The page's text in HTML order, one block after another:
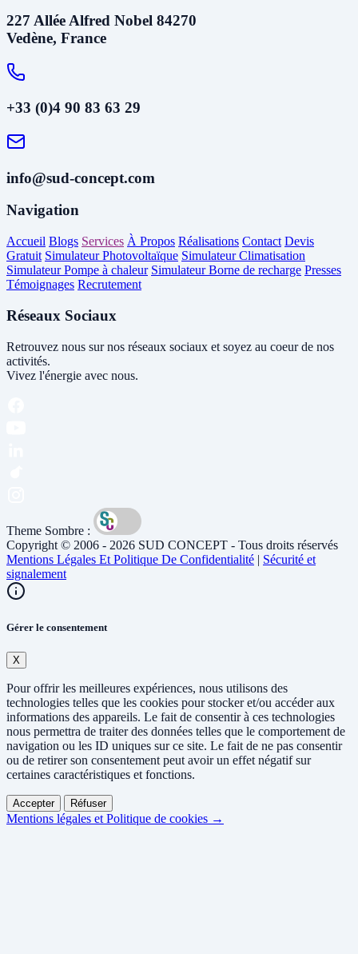
227 Allée Alfred Nobel 84270
Vedène, France
+33 (0)4 90 83 63 29
info@sud-concept.com
Navigation
Accueil Blogs Services À Propos Réalisations Contact Devis
Gratuit Simulateur Photovoltaïque Simulateur Climatisation
Simulateur Pompe à chaleur Simulateur Borne de recharge Presses
Témoignages Recrutement
Réseaux Sociaux
Retrouvez nous sur nos réseaux sociaux et soyez au coeur de nos
activités.
Vivez l'énergie avec nous.
Theme Sombre :
Copyright © 2006 - 2026 SUD CONCEPT - Tous droits réservés
Mentions Légales Et Politique De Confidentialité | Sécurité et
signalement
Gérer le consentement
X
Pour offrir les meilleures expériences, nous utilisons des
technologies telles que les cookies pour stocker et/ou accéder aux
informations des appareils. Le fait de consentir à ces technologies
nous permettra de traiter des données telles que le comportement de
navigation ou les ID uniques sur ce site. Le fait de ne pas consentir
ou de retirer son consentement peut avoir un effet négatif sur
certaines caractéristiques et fonctions.
Accepter Réfuser
Mentions légales et Politique de cookies →